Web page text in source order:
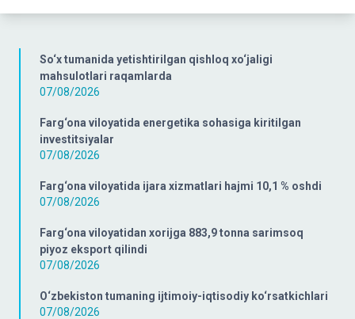
So‘x tumanida yetishtirilgan qishloq xo‘jaligi
mahsulotlari raqamlarda
07/08/2026
Farg‘ona viloyatida energetika sohasiga kiritilgan
investitsiyalar
07/08/2026
Farg‘ona viloyatida ijara xizmatlari hajmi 10,1 % oshdi
07/08/2026
Farg‘ona viloyatidan xorijga 883,9 tonna sarimsoq
piyoz eksport qilindi
07/08/2026
O‘zbekiston tumaning ijtimoiy-iqtisodiy ko‘rsatkichlari
07/08/2026